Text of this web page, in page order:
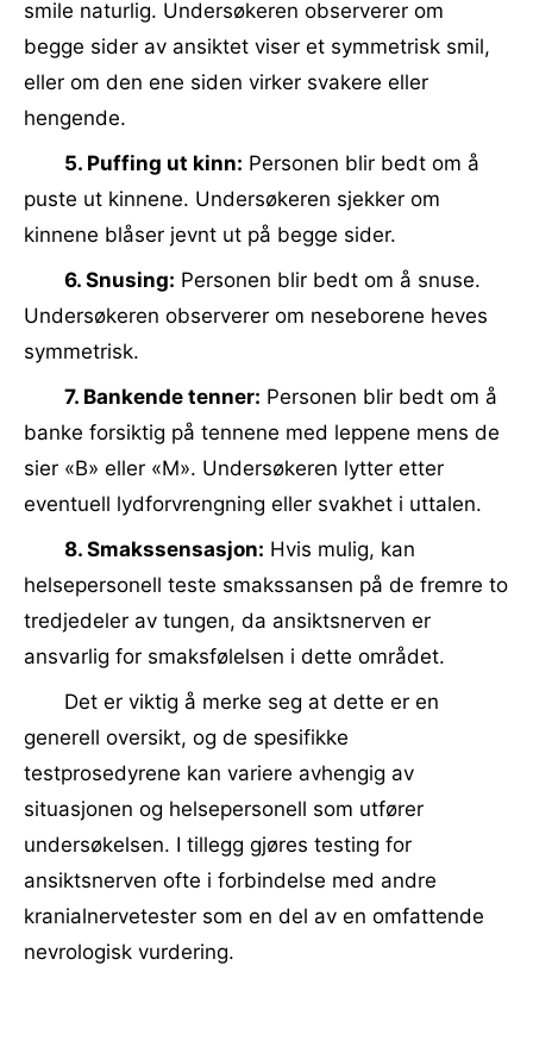
smile naturlig. Undersøkeren observerer om
begge sider av ansiktet viser et symmetrisk smil,
eller om den ene siden virker svakere eller
hengende.
5. Puffing ut kinn: Personen blir bedt om å
puste ut kinnene. Undersøkeren sjekker om
kinnene blåser jevnt ut på begge sider.
6. Snusing: Personen blir bedt om å snuse.
Undersøkeren observerer om neseborene heves
symmetrisk.
7. Bankende tenner: Personen blir bedt om å
banke forsiktig på tennene med leppene mens de
sier «B» eller «M». Undersøkeren lytter etter
eventuell lydforvrengning eller svakhet i uttalen.
8. Smakssensasjon: Hvis mulig, kan
helsepersonell teste smakssansen på de fremre to
tredjedeler av tungen, da ansiktsnerven er
ansvarlig for smaksfølelsen i dette området.
Det er viktig å merke seg at dette er en
generell oversikt, og de spesifikke
testprosedyrene kan variere avhengig av
situasjonen og helsepersonell som utfører
undersøkelsen. I tillegg gjøres testing for
ansiktsnerven ofte i forbindelse med andre
kranialnervetester som en del av en omfattende
nevrologisk vurdering.